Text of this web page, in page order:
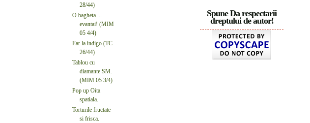
Spune Da respectarii
dreptului de autor!
28/44)
O bagheta ...
evantai! (MIM
05 4/4)
Far la indigo (TC
26/44)
Tablou cu
diamante SM.
(MIM 05 3/4)
Pop up Oita
spatiala.
Torturile fructate
si frisca.